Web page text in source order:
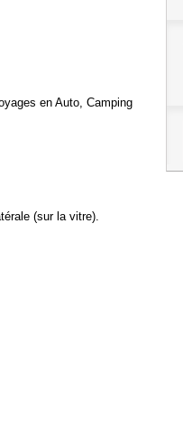
en Auto, Camping
(sur la vitre).